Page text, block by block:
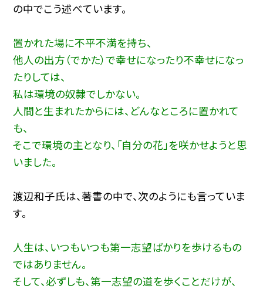
の中でこう述べています。
置かれた場に不平不満を持ち、
他人の出方（でかた）で幸せになったり不幸せになっ
たりしては、
私は環境の奴隷でしかない。
人間と生まれたからには、どんなところに置かれて
も、
そこで環境の主となり、「自分の花」を咲かせようと思
いました。
渡辺和子氏は、著書の中で、次のようにも言っていま
す。
人生は、いつもいつも第一志望ばかりを歩けるもの
ではありません。
そして、必ずしも、第一志望の道を歩くことだけが、